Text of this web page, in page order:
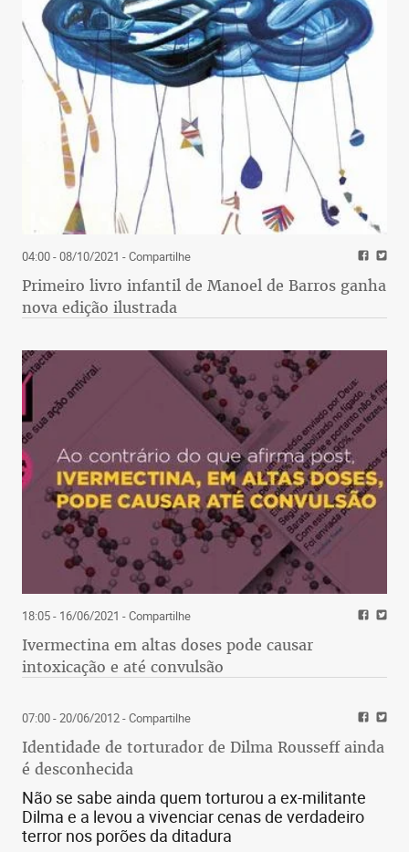
04:00 - 08/10/2021 - Compartilhe
Primeiro livro infantil de Manoel de Barros ganha
nova edição ilustrada
18:05 - 16/06/2021 - Compartilhe
Ivermectina em altas doses pode causar
intoxicação e até convulsão
07:00 - 20/06/2012- Compartilhe
Identidade de torturador de Dilma Rousseff ainda
é desconhecida
Não se sabe ainda quem torturou a ex-militante
Dilma e a levou a vivenciar cenas de verdadeiro
terror nos porões da ditadura